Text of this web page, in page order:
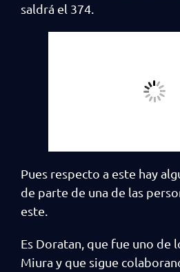
saldrá el 374.
Pues respecto a este hay
de parte de una de las
este.
Es Doratan, que fue uno de
Miura y que sigue